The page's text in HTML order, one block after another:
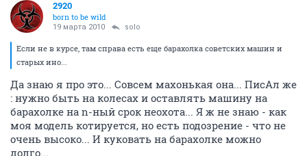
2920
born to be wild
19 марта 2010 solo
Если не в курсе, там справа есть еще барахолка советских машин и
старых ино...
Да знаю я про это... Совсем махонькая она... ПисАл же
: нужно быть на колесах и оставлять машину на
барахолке на n-ный срок неохота... Я ж не знаю - как
моя модель котируется, но есть подозрение - что не
очень высоко... И куковать на барахолке можно
долго...